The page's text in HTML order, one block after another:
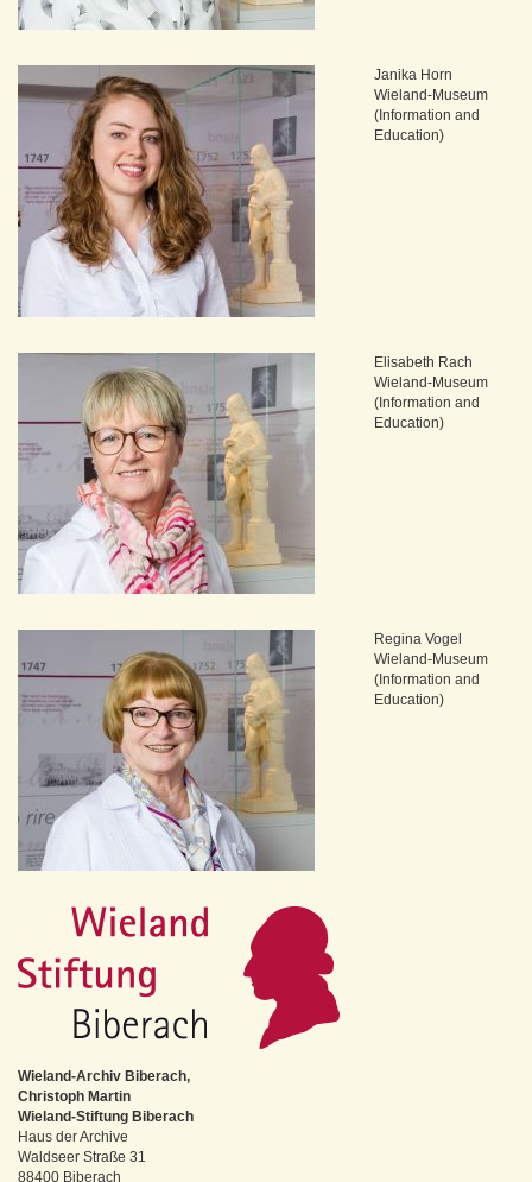
Janika Horn
Wieland-Museum
(Information and
Education)
Elisabeth Rach
Wieland-Museum
(Information and
Education)
Regina Vogel
Wieland-Museum
(Information and
Education)
Wieland-Archiv Biberach,
Christoph Martin
Wieland-Stiftung Biberach
Haus der Archive
Waldseer Straße 31
88400 Biberach